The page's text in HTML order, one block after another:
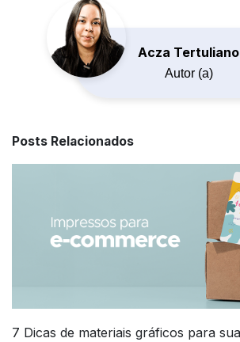
Acza Tertuliano
Autor (a)
Posts Relacionados
7 Dicas de materiais gráficos para